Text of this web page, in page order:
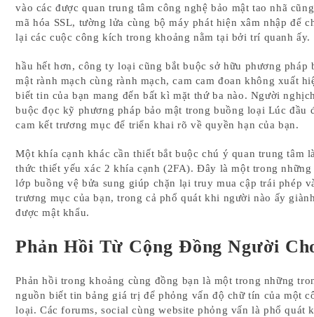
vào các được quan trung tâm công nghệ bảo mật tao nhã
mã hóa SSL, tường lửa cùng bộ máy phát hiện xâm nhập để
lại các cuộc công kích trong khoảng nằm tại bởi trí quanh ấy.
hầu hết hơn, công ty loại cũng bắt buộc sở hữu phương pháp
mật rành mạch cùng rành mạch, cam cam đoan không xuất
biết tin của bạn mang đến bất kì mặt thứ ba nào. Người
buộc đọc kỹ phương pháp bảo mật trong buồng loại Lúc đầu
cam kết trương mục để triển khai rõ về quyền hạn của bạn.
Một khía cạnh khác cần thiết bắt buộc chú ý quan trung tâm
thức thiết yếu xác 2 khía cạnh (2FA). Đây là một trong những
lớp buồng vệ bửa sung giúp chặn lại truy mua cập trái phép
trương mục của bạn, trong cả phổ quát khi người nào ấy
được mật khẩu.
Phản Hồi Từ Cộng Đồng Người
Phản hồi trong khoảng cùng đồng bạn là một trong những
nguồn biết tin bảng giá trị để phỏng vấn độ chữ tín của một
loại. Các forums, social cùng website phỏng vấn là phổ quát